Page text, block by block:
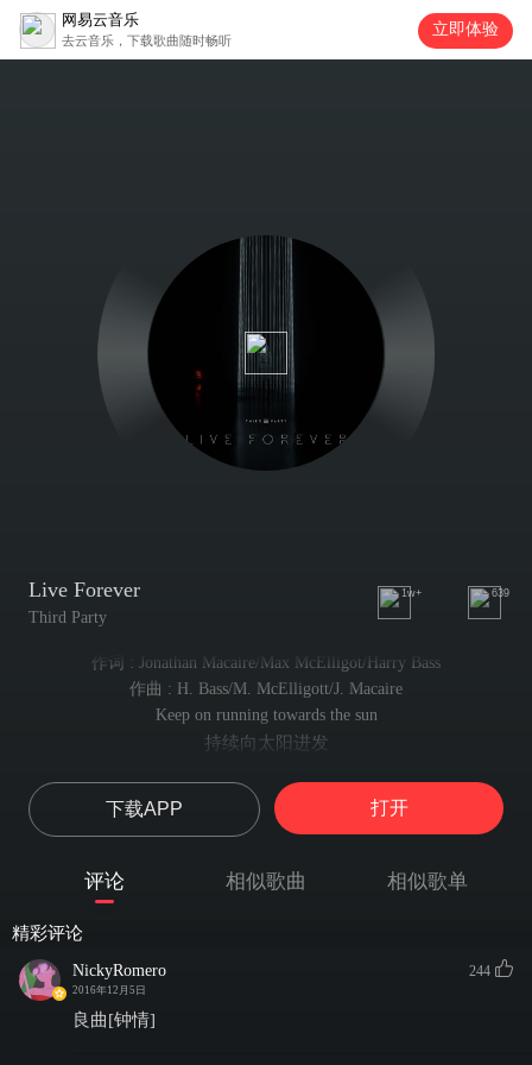
网易云音乐
去云音乐，下载歌曲随时畅听
立即体验
Live Forever
Third Party
1w+ 639
作词 : Jonathan Macaire/Max McElligot/Harry Bass
作曲 : H. Bass/M. McElligott/J. Macaire
Keep on running towards the sun
持续向太阳进发
所有人驶向共同的目标
Let's take that throne into the sky
让我戴上皇冠飞向天空
今晚可以尽情感受自己的希望与恐惧
If we could just turn those red lights on
下载APP 打开
评论 相似歌曲 相似歌单
精彩评论
NickyRomero
2016年12月5日
244
良曲[钟情]